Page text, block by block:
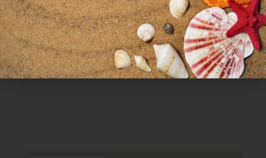
Όροι Χρήσης
Πολιτική απορρήτου
Τρόποι πληρωμής
Τρόποι αποστολής